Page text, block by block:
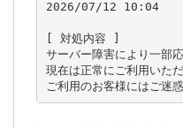
2026/07/12 10:04
[ 対処内容 ]
サーバー障害により一部
現在は正常にご利用いただ
ご利用のお客様にはご迷